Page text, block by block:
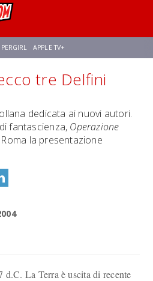
APPLE TV+
STAR TREK AVENGERS: DOOMSDAY
NEW WORLDS
tre Delfini
dedicata ai nuovi autori.
fantascienza, Operazione
la presentazione
d.C. La Terra è uscita di recente